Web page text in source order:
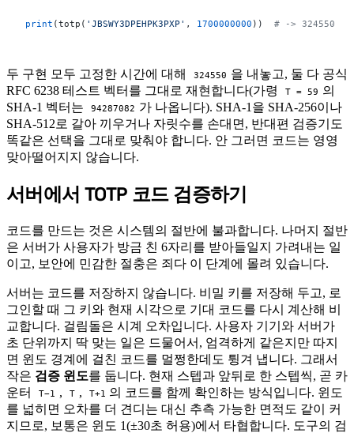
print (totp( 'JBSWY3DPEHPK3PXP' , 1700000000 )) # -> 324550
두 구현 모두 고정한 시간에 대해 324550 을 내놓고, 둘 다 공식
RFC 6238 테스트 벡터를 그대로 재현합니다(가령
T = 59 의
SHA-1 벡터는
94287082 가 나옵니다). SHA-1을 SHA-256이나
SHA-512로 갈아 끼우거나 자릿수를 손대면, 반대편 검증기도
똑같은 선택을 그대로 맞춰야 합니다. 안 그러면 코드는 영영
맞아떨어지지 않습니다.
#
서버에서 TOTP 코드 검증하기
코드를 만드는 것은 시스템의 절반에 불과합니다. 나머지 절반
은 서버가 사용자가 방금 친 6자리를 받아들일지 가려내는 일
이고, 보안에 민감한 절충은 죄다 이 단계에 몰려 있습니다.
서버는 코드를 저장하지 않습니다. 비밀 키를 저장해 두고, 로
그인할 때 그 키와 현재 시각으로 기대 코드를 다시 계산해 비
교합니다. 걸림돌은 시계 오차입니다. 사용자 기기와 서버가
초 단위까지 딱 맞는 일은 드물어서, 엄격하게 같은지만 따지
면 윈도 경계에 걸친 코드를 멀쩡한데도 튕겨 냅니다. 그래서
작은 검증 윈도를 둡니다. 현재 스텝과 앞뒤로 한 스텝씩, 곧 카
운터
T−1 , T , T+1 의 코드를 함께 확인하는 방식입니다. 윈도
를 넓히면 오차를 더 견디는 대신 추측 가능한 면적도 같이 커
지므로, 보통은 윈도 1(±30초 허용)에서 타협합니다. 도구의 검